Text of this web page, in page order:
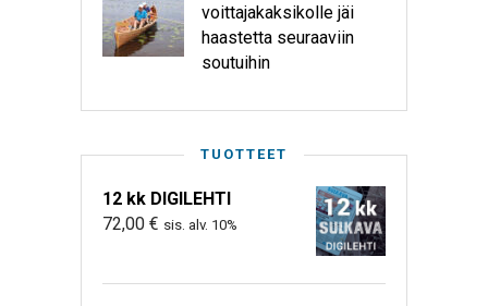
voittajakaksikolle jäi
haastetta seuraaviin
soutuihin
TUOTTEET
12 kk DIGILEHTI
72,00 € sis. alv. 10%